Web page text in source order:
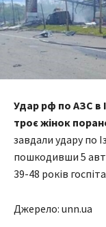
Удар рф по АЗС в
троє жінок
завдали удару по
пошкодивши 5
39-48 років
Джерело: unn.ua